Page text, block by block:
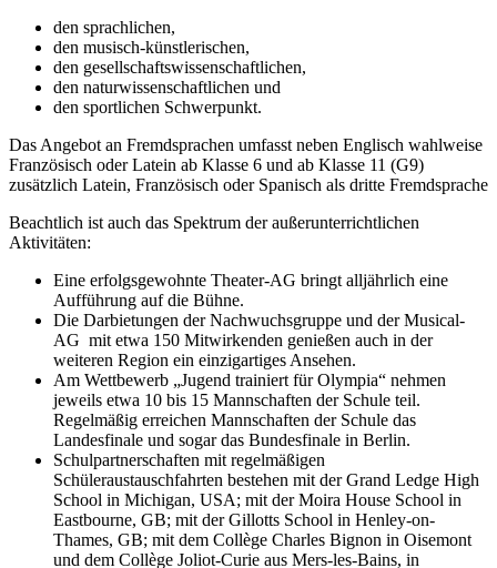
den sprachlichen,
den musisch-künstlerischen,
den gesellschaftswissenschaftlichen,
den naturwissenschaftlichen und
den sportlichen Schwerpunkt.
Das Angebot an Fremdsprachen umfasst neben Englisch wahlweise
Französisch oder Latein ab Klasse 6 und ab Klasse 11 (G9)
zusätzlich Latein, Französisch oder Spanisch als dritte Fremdsprache
Beachtlich ist auch das Spektrum der außerunterrichtlichen
Aktivitäten:
Eine erfolgsgewohnte Theater-AG bringt alljährlich eine
Aufführung auf die Bühne.
Die Darbietungen der Nachwuchsgruppe und der Musical-
AG mit etwa 150 Mitwirkenden genießen auch in der
weiteren Region ein einzigartiges Ansehen.
Am Wettbewerb „Jugend trainiert für Olympia“ nehmen
jeweils etwa 10 bis 15 Mannschaften der Schule teil.
Regelmäßig erreichen Mannschaften der Schule das
Landesfinale und sogar das Bundesfinale in Berlin.
Schulpartnerschaften mit regelmäßigen
Schüleraustauschfahrten bestehen mit der Grand Ledge High
School in Michigan, USA; mit der Moira House School in
Eastbourne, GB; mit der Gillotts School in Henley-on-
Thames, GB; mit dem Collège Charles Bignon in Oisemont
und dem Collège Joliot-Curie aus Mers-les-Bains, in